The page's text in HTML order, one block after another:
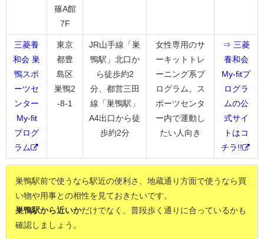
篠A館
7F
三菱養
和会 巣
鴨スポ
ーツセ
ンター
My-fit
プログ
ラム
東京
都豊
島区
巣鴨2
-8-1
JR山手線「巣
鴨駅」北口か
ら徒歩約2
分、都営三田
線「巣鴨駅」
A4出口から徒
歩約2分
女性専用のサ
ーキットトレ
ーニング系プ
ログラム。ス
ポーツセンタ
ー内で運動し
たい人向き
⇒ 三菱
養和会
My-fitプ
ログラ
ムの公
式サイ
トはコ
チラ!!
巣鴨駅前で使うなら駅近の便利さ、地蔵通り方面で使うなら買
い物や用事との相性を見ておきたいです。
巣鴨駅から近いかだけでなく、普段歩く通りに合っているかも
確認しましょう。